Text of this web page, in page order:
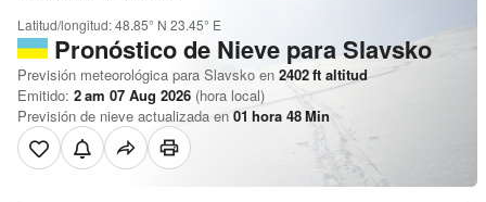
Latitud/longitud:48.85° N 23.45° E
Pronóstico de Nieve para Slavsko
Previsión meteorológica para Slavsko en 2402ft altitud
Emitido: 2 am 07 Aug 2026 (hora local)
Previsión de nieve actualizada en 01 hora 48Min